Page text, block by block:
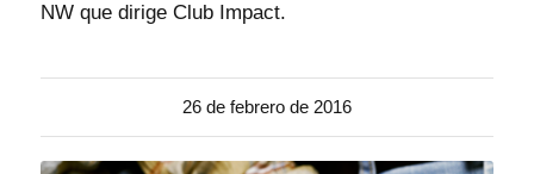
NW que dirige Club Impact.
26 de febrero de 2016